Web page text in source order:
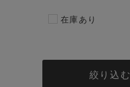
在庫あり
絞り込む